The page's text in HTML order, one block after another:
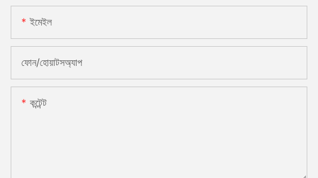
ইমেইল
ফোন/হোয়াটসঅ্যাপ
কন্টেন্ট